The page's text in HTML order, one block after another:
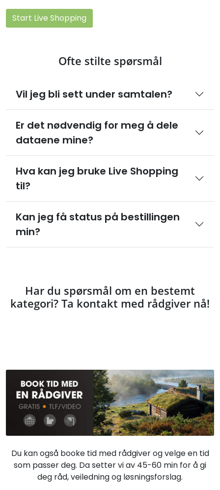
Start Live Shopping
Ofte stilte spørsmål
Vil jeg bli sett under samtalen?
Er det nødvendig for meg å dele
dataene mine?
Hva kan jeg bruke Live Shopping
til?
Kan jeg få status på bestillingen
min?
Har du spørsmål om en bestemt
kategori? Ta kontakt med rådgiver nå!
Du kan også booke tid med rådgiver og velge en tid
som passer deg. Da setter vi av 45-60 min for å gi
deg råd, veiledning og løsningsforslag.